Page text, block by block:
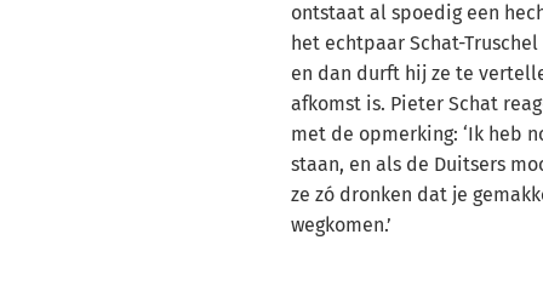
ontstaat al spoedig een
het echtpaar Schat-
en dan durft hij ze te
afkomst is. Pieter Schat
met de opmerking: ‘Ik heb
staan, en als de Duitsers
ze zó dronken dat je
wegkomen.’